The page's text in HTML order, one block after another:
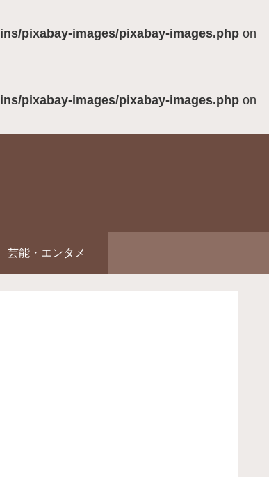
pixabay-images/pixabay-images.php on
pixabay-images/pixabay-images.php on
芸能・エンタメ